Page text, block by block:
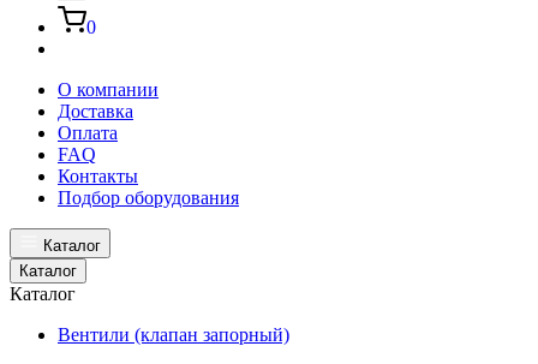
0
О компании
Доставка
Оплата
FAQ
Контакты
Подбор оборудования
Каталог
Каталог
Каталог
Вентили (клапан запорный)